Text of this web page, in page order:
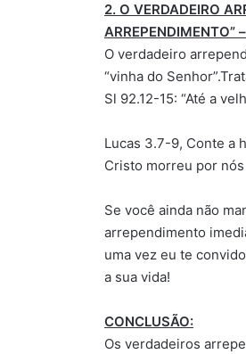
2. O VERDADEIRO
ARREPENDIMENTO”
O verdadeiro
“vinha do
Sl 92.12-15: “Até a
Lucas 3.7-9, Conte a
Cristo morreu por nós
Se você ainda não
arrependimento
uma vez eu te
a sua vida!
CONCLUSÃO:
Os verdadeiros